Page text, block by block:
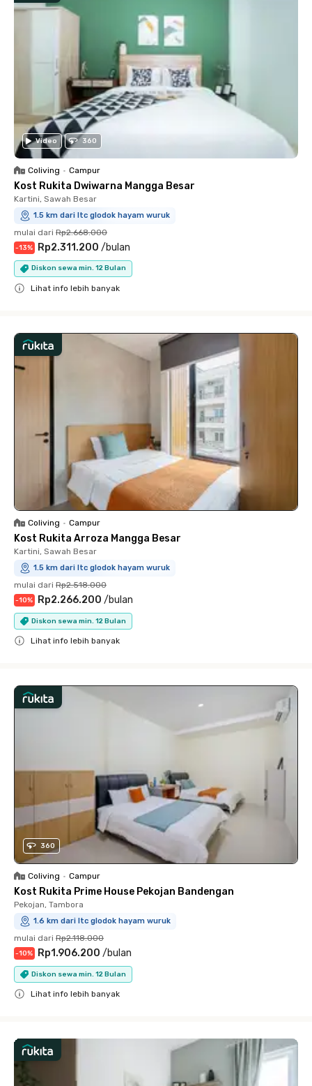
Video 360
Coliving • Campur
Kost Rukita Dwiwarna Mangga Besar
Kartini, Sawah Besar
1.5 km dari ltc glodok hayam wuruk
mulai dari Rp2.668.000
-13% Rp2.311.200 /bulan
Diskon sewa min. 12 Bulan
Lihat info lebih banyak
Coliving • Campur
Kost Rukita Arroza Mangga Besar
Kartini, Sawah Besar
1.5 km dari ltc glodok hayam wuruk
mulai dari Rp2.518.000
-10% Rp2.266.200 /bulan
Diskon sewa min. 12 Bulan
Lihat info lebih banyak
360
Coliving • Campur
Kost Rukita Prime House Pekojan Bandengan
Pekojan, Tambora
1.6 km dari ltc glodok hayam wuruk
mulai dari Rp2.118.000
-10% Rp1.906.200 /bulan
Diskon sewa min. 12 Bulan
Lihat info lebih banyak